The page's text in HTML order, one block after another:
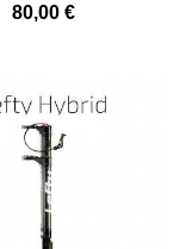
80,00 €